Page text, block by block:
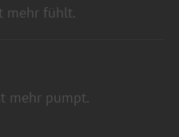
mehr fühlt.
mehr pumpt.